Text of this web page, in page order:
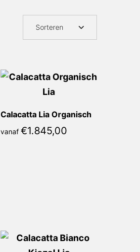
Sorteren
Calacatta Lia Organisch
vanaf €1.845,00